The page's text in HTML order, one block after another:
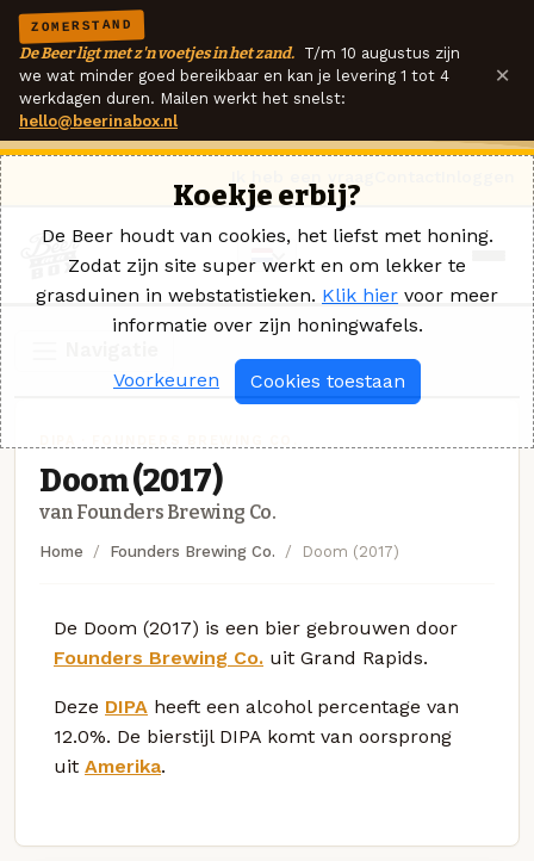
ZOMERSTAND
De Beer ligt met z'n voetjes in het zand. T/m 10 augustus zijn
we wat minder goed bereikbaar en kan je levering 1 tot 4
werkdagen duren. Mailen werkt het snelst:
hello@beerinabox.nl
×
Doom (2017)
van Founders Brewing Co.
Home Founders Brewing Co. Doom (2017)
De Doom (2017) is een bier gebrouwen door
Founders Brewing Co. uit Grand Rapids.
Deze DIPA heeft een alcohol percentage van
12.0%. De bierstijl DIPA komt van oorsprong
uit Amerika.
Koekje erbij?
De Beer houdt van cookies, het liefst met honing.
Zodat zijn site super werkt en om lekker te
grasduinen in webstatistieken. Klik hier voor meer
informatie over zijn honingwafels.
Voorkeuren Cookies toestaan